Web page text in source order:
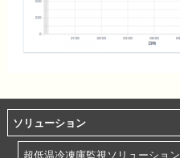
ソリューション
超低温冷凍庫監視ソリューション